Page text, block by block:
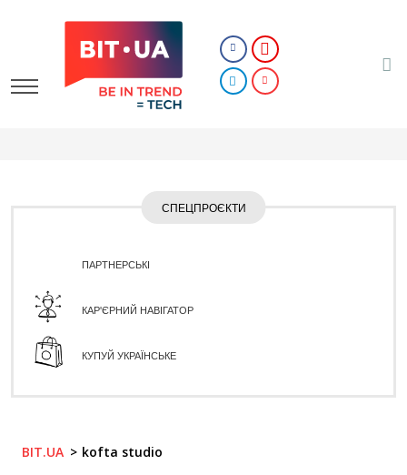
СПЕЦПРОЄКТИ
ПАРТНЕРСЬКІ
КАР'ЄРНИЙ НАВІГАТОР
КУПУЙ УКРАЇНСЬКЕ
BIT.UA kofta studio